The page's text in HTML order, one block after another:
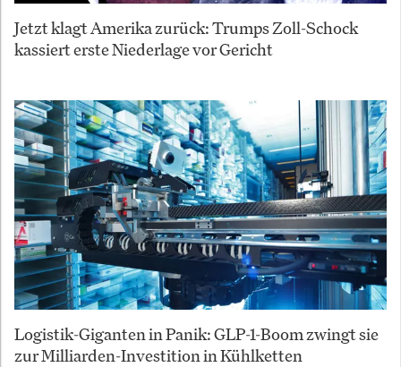
Jetzt klagt Amerika zurück: Trumps Zoll-Schock
kassiert erste Niederlage vor Gericht
Logistik-Giganten in Panik: GLP-1-Boom zwingt sie
zur Milliarden-Investition in Kühlketten